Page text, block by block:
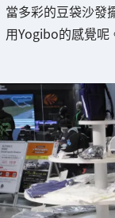
當多彩的豆袋沙發
用Yogibo的感覺呢